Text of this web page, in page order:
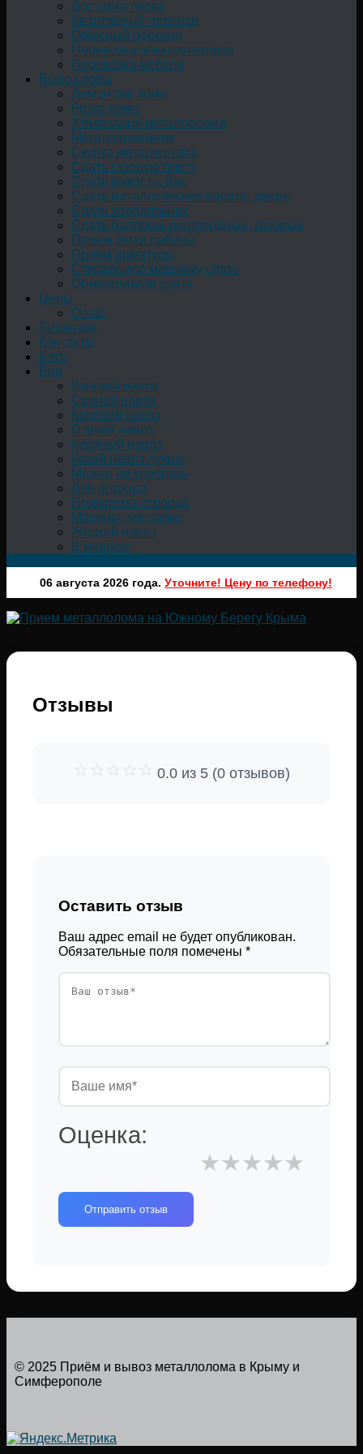
Доставка песка
Квартирный переезд
Офисный переезд
Перевозка электротехники
Перевозка мебели
Вывоз лома
Демонтаж лома
Резка лома
Утилизация металлолома
Металоприемник
Скупка металлолома
Сдать газовую плиту
Сдать емкость, бак
Cдать металлические ворота, дверь
Сдать холодильник
Сдать баллоны кислородные, газовые
Прием сетки рабицы
Прием арматуры
Стиральную машинку сдать
Огнетушители сдать
Цены
О нас
Лицензия
Контакты
Блог
Био
Конский навоз
Свиной навоз
Коровий навоз
Птичий навоз
Куриный навоз
Какой навоз лучше
Можно ли удобрять
Для огорода
Подкормка огорода
Машина, мешалка
Жидкий навоз
В мешках
06 августа 2026 года. Уточните! Цену по телефону!
Отзывы
0.0 из 5 (0 отзывов)
Оставить отзыв
Ваш адрес email не будет опубликован.
Обязательные поля помечены *
Оценка:
★
★
★
★
★
Отправить отзыв
© 2025 Приём и вывоз металлолома в Крыму и
Симферополе